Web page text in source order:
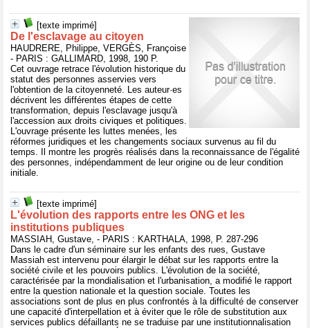
[texte imprimé]
De l'esclavage au citoyen
HAUDRERE, Philippe, VERGÈS, Françoise
- PARIS : GALLIMARD, 1998, 190 P.
Cet ouvrage retrace l'évolution historique du
statut des personnes asservies vers
l'obtention de la citoyenneté. Les auteur·es
décrivent les différentes étapes de cette
transformation, depuis l'esclavage jusqu'à
l'accession aux droits civiques et politiques.
L'ouvrage présente les luttes menées, les
réformes juridiques et les changements sociaux survenus au fil du
temps. Il montre les progrès réalisés dans la reconnaissance de l'égalité
des personnes, indépendamment de leur origine ou de leur condition
initiale.
[texte imprimé]
L'évolution des rapports entre les ONG et les
institutions publiques
MASSIAH, Gustave, - PARIS : KARTHALA, 1998, P. 287-296
Dans le cadre d'un séminaire sur les enfants des rues, Gustave
Massiah est intervenu pour élargir le débat sur les rapports entre la
société civile et les pouvoirs publics. L'évolution de la société,
caractérisée par la mondialisation et l'urbanisation, a modifié le rapport
entre la question nationale et la question sociale. Toutes les
associations sont de plus en plus confrontés à la difficulté de conserver
une capacité d'interpellation et à éviter que le rôle de substitution aux
services publics défaillants ne se traduise par une institutionnalisation